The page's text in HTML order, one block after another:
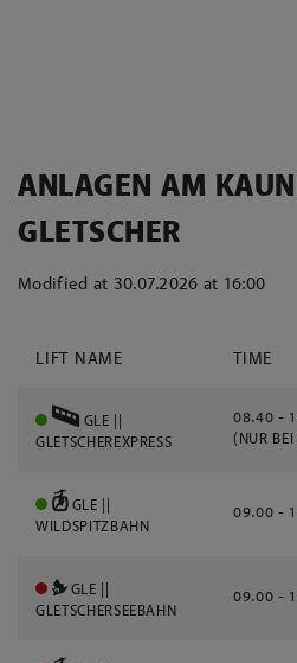
ANLAGEN AM
GLETSCHER
Modified at 30.07.2026 at 16:00
LIFT NAME TIME
GLE ||
GLETSCHEREXPRESS
08.40 -
(NUR
GLE ||
WILDSPITZBAHN
09.00 -
GLE ||
GLETSCHERSEEBAHN
09.00 -